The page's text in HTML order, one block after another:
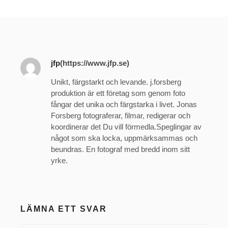
jfp(https://www.jfp.se)
Unikt, färgstarkt och levande. j.forsberg
produktion är ett företag som genom foto
fångar det unika och färgstarka i livet. Jonas
Forsberg fotograferar, filmar, redigerar och
koordinerar det Du vill förmedla.Speglingar av
något som ska locka, uppmärksammas och
beundras. En fotograf med bredd inom sitt
yrke.
LÄMNA ETT SVAR